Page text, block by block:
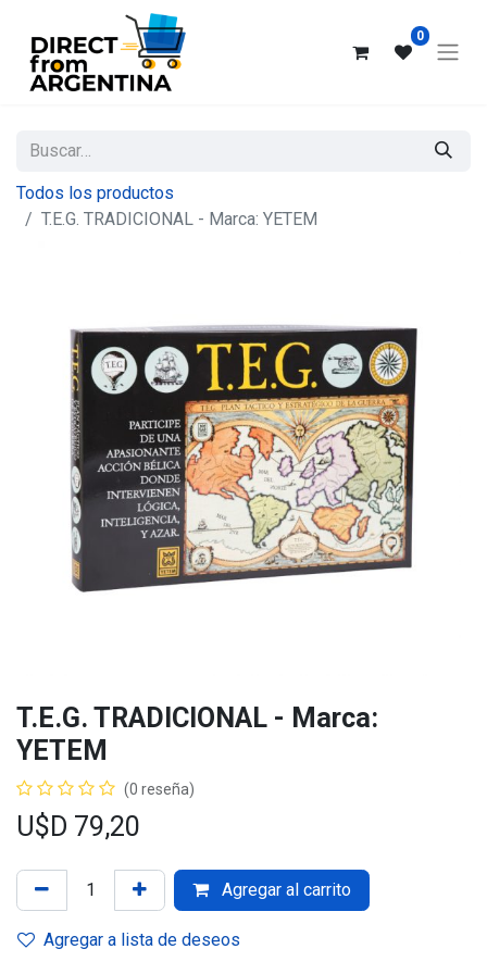
0
Todos los productos
T.E.G. TRADICIONAL - Marca: YETEM
T.E.G. TRADICIONAL - Marca:
YETEM
(0 reseña)
U$D 79,20
Agregar al carrito
Agregar a lista de deseos